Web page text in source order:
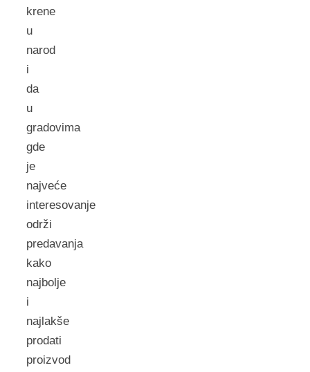
krene
u
narod
i
da
u
gradovima
gde
je
najveće
interesovanje
održi
predavanja
kako
najbolje
i
najlakše
prodati
proizvod